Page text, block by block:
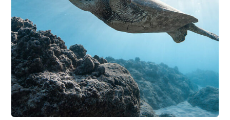
Underwater Discovery
PHOTOGRAPHY SNORKELING